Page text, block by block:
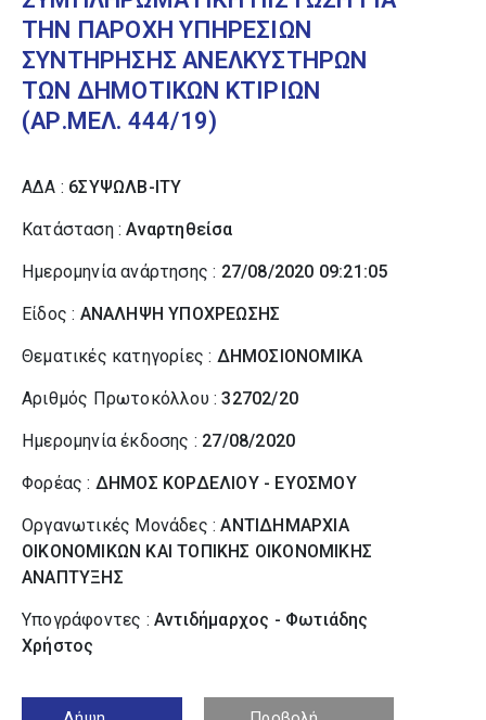
ΤΗΝ ΠΑΡΟΧΗ ΥΠΗΡΕΣΙΩΝ
ΣΥΝΤΗΡΗΣΗΣ ΑΝΕΛΚΥΣΤΗΡΩΝ
ΤΩΝ ΔΗΜΟΤΙΚΩΝ ΚΤΙΡΙΩΝ
(ΑΡ.ΜΕΛ. 444/19)
ΑΔΑ : 6ΣΥΨΩΛΒ-ΙΤΥ
Κατάσταση :Αναρτηθείσα
Ημερομηνία ανάρτησης : 27/08/2020 09:21:05
Είδος : ΑΝΑΛΗΨΗ ΥΠΟΧΡΕΩΣΗΣ
Θεματικές κατηγορίες : ΔΗΜΟΣΙΟΝΟΜΙΚΑ
Αριθμός Πρωτοκόλλου :32702/20
Ημερομηνία έκδοσης : 27/08/2020
Φορέας : ΔΗΜΟΣ ΚΟΡΔΕΛΙΟΥ - ΕΥΟΣΜΟΥ
Οργανωτικές Μονάδες :ΑΝΤΙΔΗΜΑΡΧΙΑ
ΟΙΚΟΝΟΜΙΚΩΝ ΚΑΙ ΤΟΠΙΚΗΣ ΟΙΚΟΝΟΜΙΚΗΣ
ΑΝΑΠΤΥΞΗΣ
Υπογράφοντες : Αντιδήμαρχος - Φωτιάδης
Χρήστος